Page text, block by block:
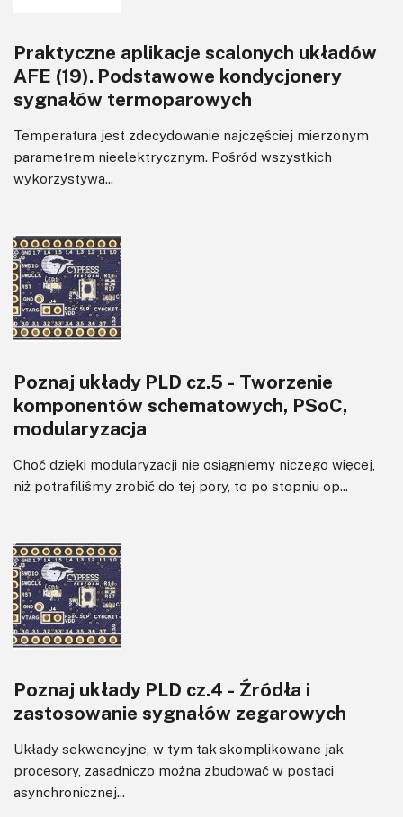
Praktyczne aplikacje scalonych układów
AFE (19). Podstawowe kondycjonery
sygnałów termoparowych
Temperatura jest zdecydowanie najczęściej mierzonym
parametrem nieelektrycznym. Pośród wszystkich
wykorzystywa...
Poznaj układy PLD cz.5 - Tworzenie
komponentów schematowych, PSoC,
modularyzacja
Choć dzięki modularyzacji nie osiągniemy niczego więcej,
niż potrafiliśmy zrobić do tej pory, to po stopniu op...
Poznaj układy PLD cz.4 - Źródła i
zastosowanie sygnałów zegarowych
Układy sekwencyjne, w tym tak skomplikowane jak
procesory, zasadniczo można zbudować w postaci
asynchronicznej...